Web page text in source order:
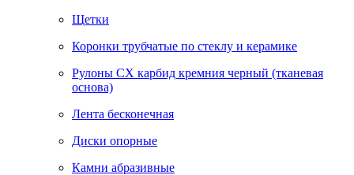
Щетки
Коронки трубчатые по стеклу и керамике
Рулоны CX карбид кремния черный (тканевая
основа)
Лента бесконечная
Диски опорные
Камни абразивные